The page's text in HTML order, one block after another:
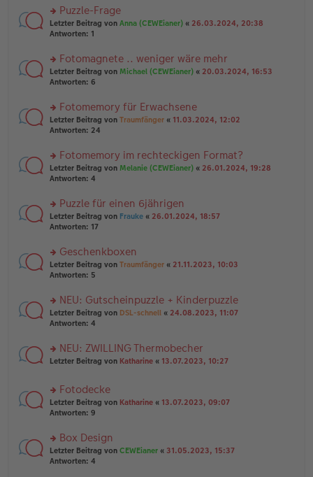
ei
tr
a
es
e
n
er
ei
tr
a
n
g
el
e
n
er
tr
a
g
rs
te
n
g
el
e
n
er
tr
a
g
Puzzle-Frage
Letzter Beitrag von Anna (CEWEianer) « 26.03.2024, 20:38
Antworten: 1
rs
te
n
g
el
e
n
er
tr
a
g
Fotomagnete .. weniger wäre mehr
Letzter Beitrag von Michael (CEWEianer) « 20.03.2024, 16:53
Antworten: 6
rs
te
n
g
el
e
n
er
tr
a
g
Fotomemory für Erwachsene
Letzter Beitrag von Traumfänger « 11.03.2024, 12:02
Antworten: 24
rs
te
n
g
el
e
n
er
tr
a
g
Fotomemory im rechteckigen Format?
Letzter Beitrag von Melanie (CEWEianer) « 26.01.2024, 19:28
Antworten: 4
rs
te
n
g
el
e
n
er
tr
a
Puzzle für einen 6jährigen
Letzter Beitrag von Frauke « 26.01.2024, 18:57
Antworten: 17
rs
te
n
g
el
e
n
ei
tr
a
Geschenkboxen
Letzter Beitrag von Traumfänger « 21.11.2023, 10:03
Antworten: 5
rs
te
n
g
es
e
n
er
ei
tr
a
NEU: Gutscheinpuzzle + Kinderpuzzle
Letzter Beitrag von DSL-schnell « 24.08.2023, 11:07
Antworten: 4
rs
u
n
g
es
e
n
er
NEU: ZWILLING Thermobecher
Letzter Beitrag von Katharine « 13.07.2023, 10:27
rs
te
n
g
el
Fotodecke
Letzter Beitrag von Katharine « 13.07.2023, 09:07
Antworten: 9
rs
te
Box Design
Letzter Beitrag von CEWEianer « 31.05.2023, 15:37
Antworten: 4